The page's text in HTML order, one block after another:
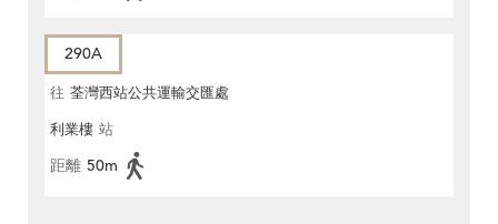
290A
往 荃灣西站公共運輸交匯處
利業樓 站
距離 50m